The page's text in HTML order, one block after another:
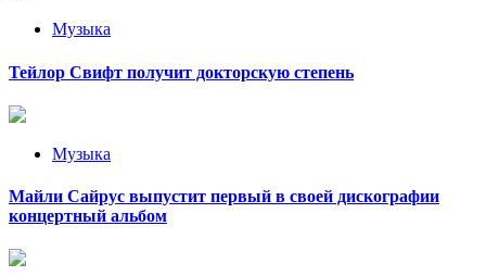
Музыка
Тейлор Свифт получит докторскую степень
Музыка
Майли Сайрус выпустит первый в своей дискографии
концертный альбом